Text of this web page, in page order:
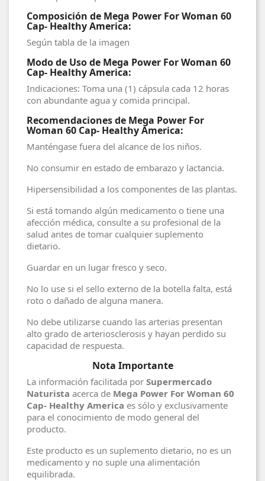
Composición de Mega Power For Woman 60
Cap- Healthy America:
Según tabla de la imagen
Modo de Uso de Mega Power For Woman 60
Cap- Healthy America:
Indicaciones: Toma una (1) cápsula cada 12 horas
con abundante agua y comida principal.
Recomendaciones de Mega Power For
Woman 60 Cap- Healthy America:
Manténgase fuera del alcance de los niños.
No consumir en estado de embarazo y lactancia.
Hipersensibilidad a los componentes de las plantas.
Si está tomando algún medicamento o tiene una
afección médica, consulte a su profesional de la
salud antes de tomar cualquier suplemento
dietario.
Guardar en un lugar fresco y seco.
No lo use si el sello externo de la botella falta, está
roto o dañado de alguna manera.
No debe utilizarse cuando las arterias presentan
alto grado de arteriosclerosis y hayan perdido su
capacidad de respuesta.
Nota Importante
La información facilitada por Supermercado
Naturista acerca de Mega Power For Woman 60
Cap- Healthy America es sólo y exclusivamente
para el conocimiento de modo general del
producto.
Este producto es un suplemento dietario, no es un
medicamento y no suple una alimentación
equilibrada.